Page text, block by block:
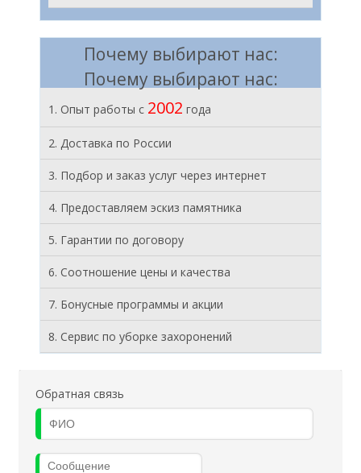
Почему выбирают нас:
Почему выбирают нас:
1. Опыт работы с 2002 года
2. Доставка по России
3. Подбор и заказ услуг через интернет
4. Предоставляем эскиз памятника
5. Гарантии по договору
6. Соотношение цены и качества
7. Бонусные программы и акции
8. Cервис по уборке захоронений
Обратная связь